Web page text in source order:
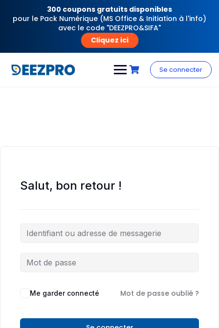
300 coupons gratuits disponibles
pour le Pack Numérique (MS Office & Initiation à l'info)
avec le code "DEEZPRO&SIFA"
Cliquez ici
content
Se connecter
Salut, bon retour !
Me garder connecté Mot de passe oublié ?